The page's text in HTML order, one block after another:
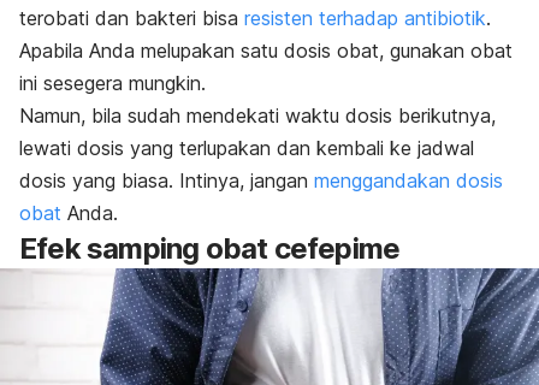
terobati dan bakteri bisa resisten terhadap antibiotik.
Apabila Anda melupakan satu dosis obat, gunakan obat
ini sesegera mungkin.
Namun, bila sudah mendekati waktu dosis berikutnya,
lewati dosis yang terlupakan dan kembali ke jadwal
dosis yang biasa. Intinya, jangan menggandakan dosis
obat Anda.
Efek samping obat cefepime